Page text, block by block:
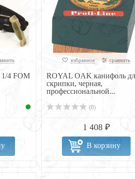
4 FOM
избранное сравнить
ROYAL OAK канифоль
скрипки, черная,
профессиональной...
(0)
1 408 ₽
В корзину